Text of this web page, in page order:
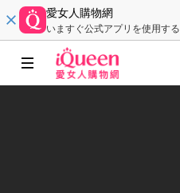
愛女人購物網
いますぐ公式アプリを使用する